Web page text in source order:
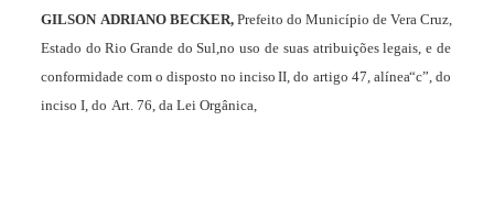
GILSON ADRIANO BECKER, Prefeito do Município de Vera Cruz,
Estado do Rio Grande do Sul, no uso de suas atribuições legais, e de
conformidade com o disposto no inciso II, do artigo 47, alínea“c”, do
inciso I, do Art. 76, da Lei Orgânica,